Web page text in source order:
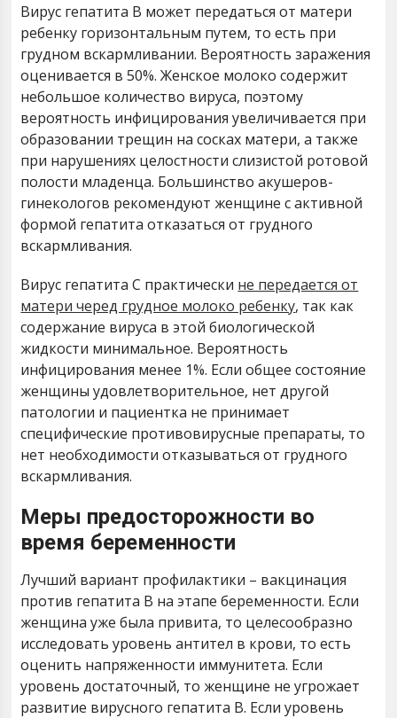
Вирус гепатита В может передаться от матери
ребенку горизонтальным путем, то есть при
грудном вскармливании. Вероятность заражения
оценивается в 50%. Женское молоко содержит
небольшое количество вируса, поэтому
вероятность инфицирования увеличивается при
образовании трещин на сосках матери, а также
при нарушениях целостности слизистой ротовой
полости младенца. Большинство акушеров-
гинекологов рекомендуют женщине с активной
формой гепатита отказаться от грудного
вскармливания.
Вирус гепатита С практически не передается от
матери черед грудное молоко ребенку, так как
содержание вируса в этой биологической
жидкости минимальное. Вероятность
инфицирования менее 1%. Если общее состояние
женщины удовлетворительное, нет другой
патологии и пациентка не принимает
специфические противовирусные препараты, то
нет необходимости отказываться от грудного
вскармливания.
Меры предосторожности во
время беременности
Лучший вариант профилактики – вакцинация
против гепатита В на этапе беременности. Если
женщина уже была привита, то целесообразно
исследовать уровень антител в крови, то есть
оценить напряженности иммунитета. Если
уровень достаточный, то женщине не угрожает
развитие вирусного гепатита В. Если уровень